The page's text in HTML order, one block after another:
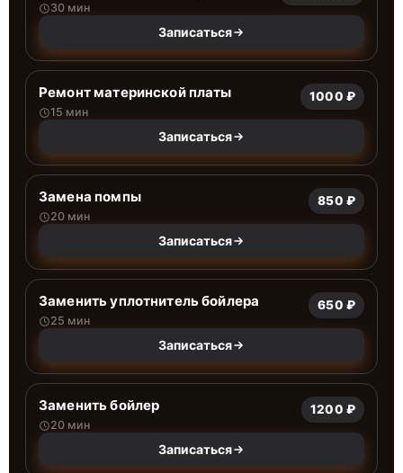
30 мин
Записаться
Ремонт материнской платы
15 мин
1000 ₽
Записаться
Замена помпы
20 мин
850 ₽
Записаться
Заменить уплотнитель бойлера
25 мин
650 ₽
Записаться
Заменить бойлер
20 мин
1200 ₽
Записаться